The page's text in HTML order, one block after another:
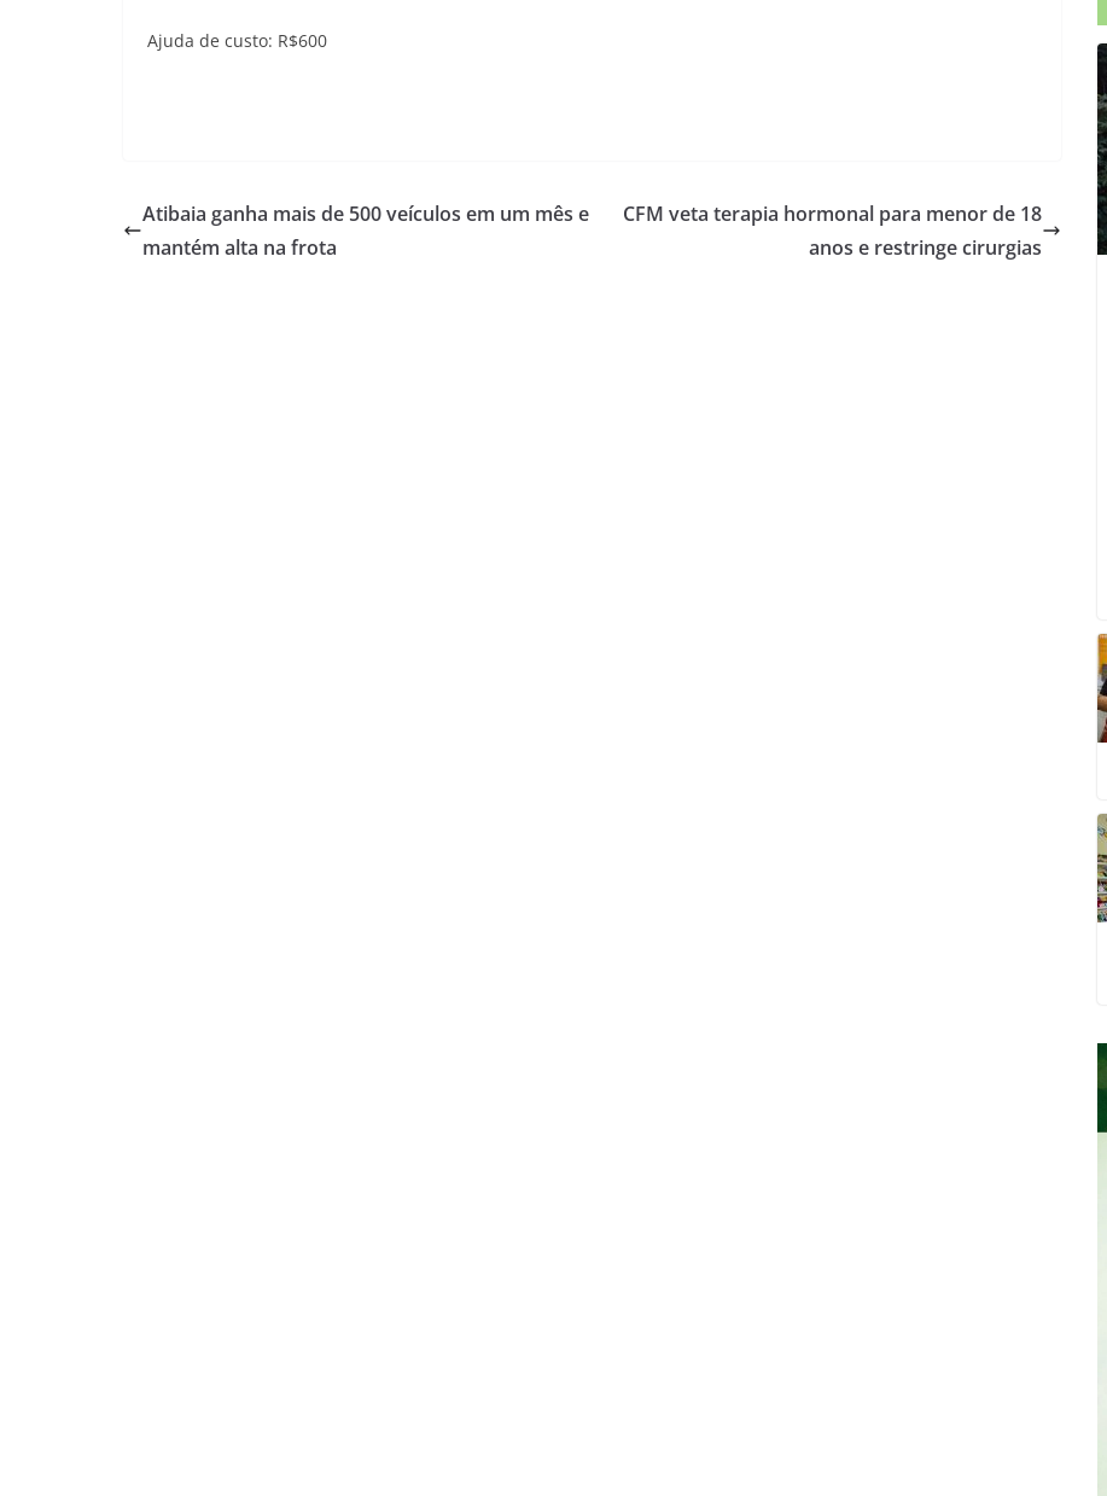
Ajuda de custo: R$600
Atibaia ganha mais de 500 veículos em um mês e
mantém alta na frota
CFM veta terapia hormonal para menor de 18
anos e restringe cirurgias